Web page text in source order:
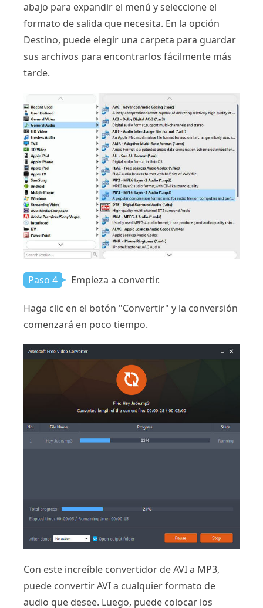
abajo para expandir el menú y seleccione el
formato de salida que necesita. En la opción
Destino, puede elegir una carpeta para guardar
sus archivos para encontrarlos fácilmente más
tarde.
Paso 4 Empieza a convertir.
Haga clic en el botón "Convertir" y la conversión
comenzará en poco tiempo.
Con este increíble convertidor de AVI a MP3,
puede convertir AVI a cualquier formato de
audio que desee. Luego, puede colocar los